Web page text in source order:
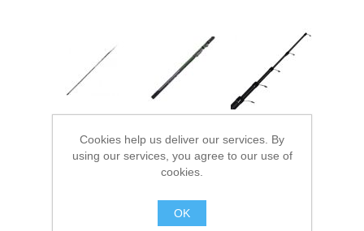
Аксессуары для лодок
Cookies help us deliver our services. By
using our services, you agree to our use of
cookies.
OK